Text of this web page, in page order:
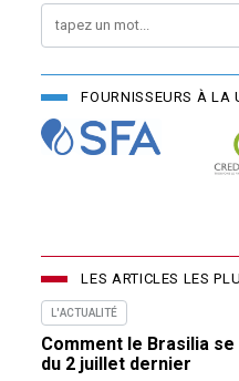
FOURNISSEURS À LA
LES ARTICLES LES
L'ACTUALITÉ
Comment le Brasilia
du 2 juillet dernier